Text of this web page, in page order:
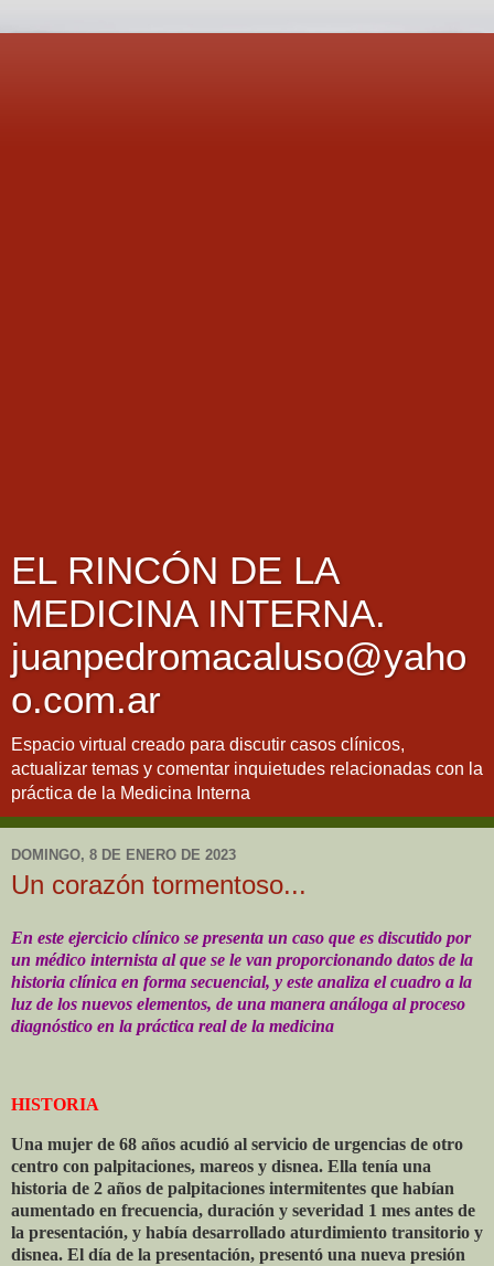
EL RINCÓN DE LA
MEDICINA INTERNA.
juanpedromacaluso@yaho
o.com.ar
Espacio virtual creado para discutir casos clínicos,
actualizar temas y comentar inquietudes relacionadas con la
práctica de la Medicina Interna
DOMINGO, 8 DE ENERO DE 2023
Un corazón tormentoso...
En este ejercicio clínico se presenta un caso que es discutido por
un médico internista al que se le van proporcionando datos de la
historia clínica en forma secuencial, y este analiza el cuadro a la
luz de los nuevos elementos, de una manera análoga al proceso
diagnóstico en la práctica real de la medicina
HISTORIA
Una mujer de 68 años acudió al servicio de urgencias de otro
centro con palpitaciones, mareos y disnea. Ella tenía una
historia de 2 años de palpitaciones intermitentes que habían
aumentado en frecuencia, duración y severidad 1 mes antes de
la presentación, y había desarrollado aturdimiento transitorio y
disnea. El día de la presentación, presentó una nueva presión